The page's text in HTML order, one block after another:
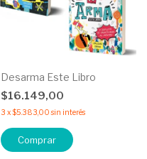
Desarma Este Libro
$16.149,00
3 x$5.383,00 sin interés
Comprar